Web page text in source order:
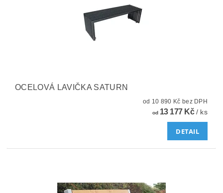
OCELOVÁ LAVIČKA SATURN
od 10 890 Kč bez DPH
od13 177 Kč/ ks
DETAIL